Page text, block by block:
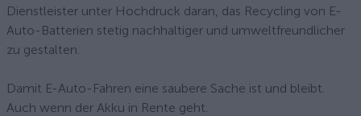
Dienstleister unter Hochdruck daran, das Recycling von E-
Auto-Batterien stetig nachhaltiger und umweltfreundlicher
zu gestalten.
Damit E-Auto-Fahren eine saubere Sache ist und bleibt.
Auch wenn der Akku in Rente geht.